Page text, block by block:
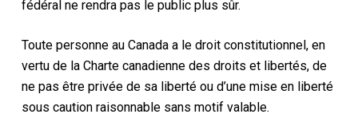
fédéral ne rendra pas le public plus sûr.
Toute personne au Canada a le droit constitutionnel, en
vertu de la Charte canadienne des droits et libertés, de
ne pas être privée de sa liberté ou d’une mise en liberté
sous caution raisonnable sans motif valable.